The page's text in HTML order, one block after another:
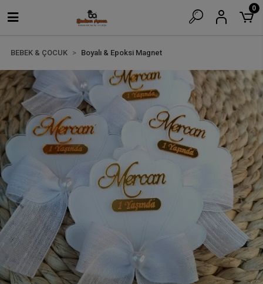
0
BEBEK & ÇOCUK Boyalı & Epoksi Magnet